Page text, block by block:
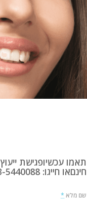
תאמו עכשיופגישת ייעוץ
חינםאו חייגו: 03-5440088
שם מלא *